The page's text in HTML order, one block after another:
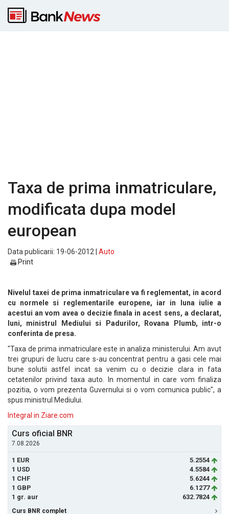
Taxa de prima inmatriculare,
modificata dupa model
european
Data publicarii: 19-06-2012 | Auto
Print
Nivelul taxei de prima inmatriculare va fi reglementat, in acord
cu normele si reglementarile europene, iar in luna iulie a
acestui an vom avea o decizie finala in acest sens, a declarat,
luni, ministrul Mediului si Padurilor, Rovana Plumb, intr-o
conferinta de presa.
"Taxa de prima inmatriculare este in analiza ministerului. Am avut
trei grupuri de lucru care s-au concentrat pentru a gasi cele mai
bune solutii astfel incat sa venim cu o decizie clara in fata
cetatenilor privind taxa auto. In momentul in care vom finaliza
pozitia, o vom prezenta Guvernului si o vom comunica public", a
spus ministrul Mediului.
Integral in Ziare.com
Curs oficial BNR
7.08.2026
1 EUR
5.2554
1 USD
4.5584
1 CHF
5.6244
1 GBP
6.1277
1 gr. aur
632.7824
Curs BNR complet